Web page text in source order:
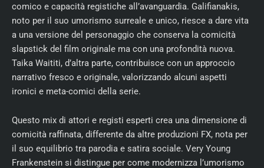
comico e capacità registiche all’avanguardia. Galifianakis,
noto per il suo umorismo surreale e unico, riesce a dare vita
a una versione del personaggio che conserva la comicità
slapstick del film originale ma con una profondità nuova.
Taika Waititi, d’altra parte, contribuisce con un approccio
narrativo fresco e originale, valorizzando alcuni aspetti
ironici e meta-comici della serie.
Questo mix di attori e registi esperti crea una dimensione di
comicità raffinata, differente da altre produzioni FX, nota per
il suo equilibrio tra parodia e satira sociale. Very Young
Frankenstein si distingue per come modernizza l’umorismo